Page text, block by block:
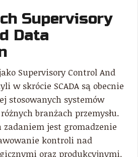
Supervisory
Data
Supervisory Control And
w skrócie SCADA są obecnie
stosowanych systemów
branżach przemysłu.
zadaniem jest gromadzenie
kontroli nad
oraz produkcyjnymi.